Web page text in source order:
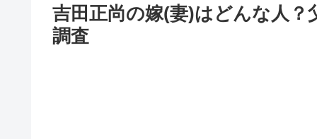
吉田正尚の嫁(妻)はどんな人？
調査